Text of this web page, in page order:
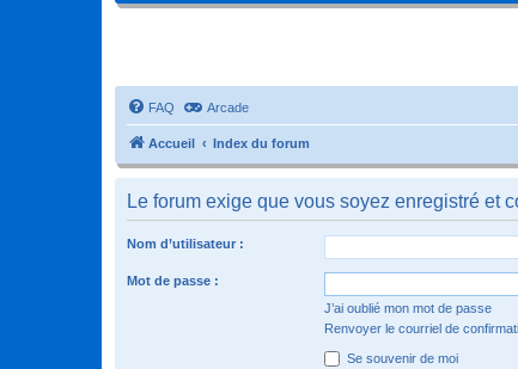
FAQ Arcade
Accueil Index du forum
Le forum exige que vous soyez enregistré et
Nom d’utilisateur :
Mot de passe :
J’ai oublié mon mot de passe
Renvoyer le courriel de
Se souvenir de moi